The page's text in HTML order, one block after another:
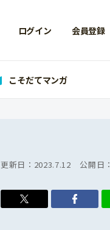
ログイン 会員登録
こそだてマンガ
更新日： 2023.7.12 公開日：